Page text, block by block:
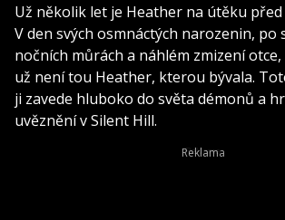
Už několik let je Heather na útěku
V den svých osmnáctých narozenin, po
nočních můrách a náhlém zmizení otce,
už není tou Heather, kterou bývala.
ji zavede hluboko do světa démonů a
uvěznění v Silent Hill.